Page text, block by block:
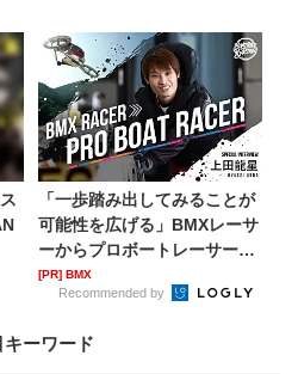
「一歩踏み出してみることが
可能性を広げる」BMXレーサ
ーからプロボートレーサー
へ...
[PR] BMX
Recommended by
キーワード